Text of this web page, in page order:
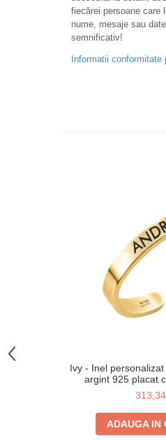
fiecărei persoane care
nume, mesaje sau
semnificativ!
Informatii conformitate
Ivy - Inel
argint 925 placat
ADAUGA IN